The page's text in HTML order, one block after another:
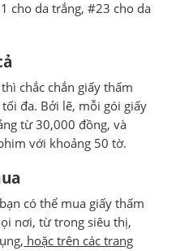
cho da trắng, #23 cho da
chắc chắn giấy thấm
đa. Bởi lẽ, mỗi gói giấy
từ 30,000 đồng, và
với khoảng 50 tờ.
có thể mua giấy thấm
nơi, từ trong siêu thị,
hoặc trên các trang